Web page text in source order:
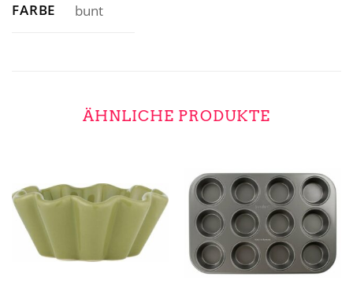
FARBE bunt
ÄHNLICHE PRODUKTE